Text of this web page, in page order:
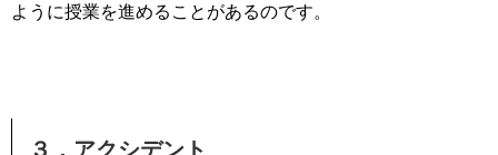
ように授業を進めることがあるのです。
３．アクシデント